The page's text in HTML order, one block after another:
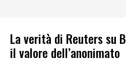
La verità di Reuters su
il valore dell’anonimato